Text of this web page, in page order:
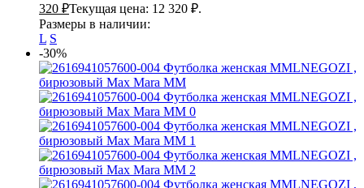
320 ₽Текущая цена: 12 320 ₽.
Размеры в наличии:
L S
-30%